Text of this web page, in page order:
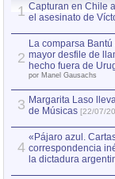
1 Capturan en Chile
el asesinato de
2
La comparsa
mayor desfile de
hecho fuera de
por Manel Gausachs
3 Margarita Laso
de Músicas [22/07/
4
«Pájaro azul.
correspondencia
la dictadura